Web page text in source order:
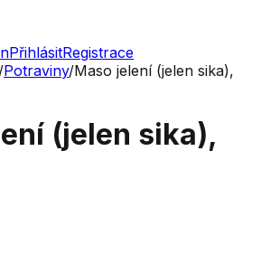
PřihlásitRegistrace
Potraviny/Maso jelení (jelen sika),
(jelen sika),